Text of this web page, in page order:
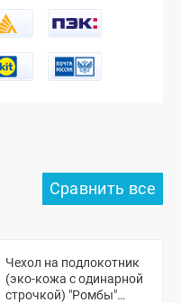
Чехол на подлокотник
(эко-кожа с одинарной
строчкой) "Ромбы"